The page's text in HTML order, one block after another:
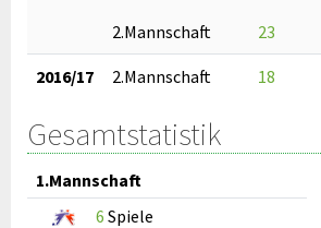
2.Mannschaft
23
2016/17 2.Mannschaft 18
Gesamtstatistik
1.Mannschaft
6 Spiele